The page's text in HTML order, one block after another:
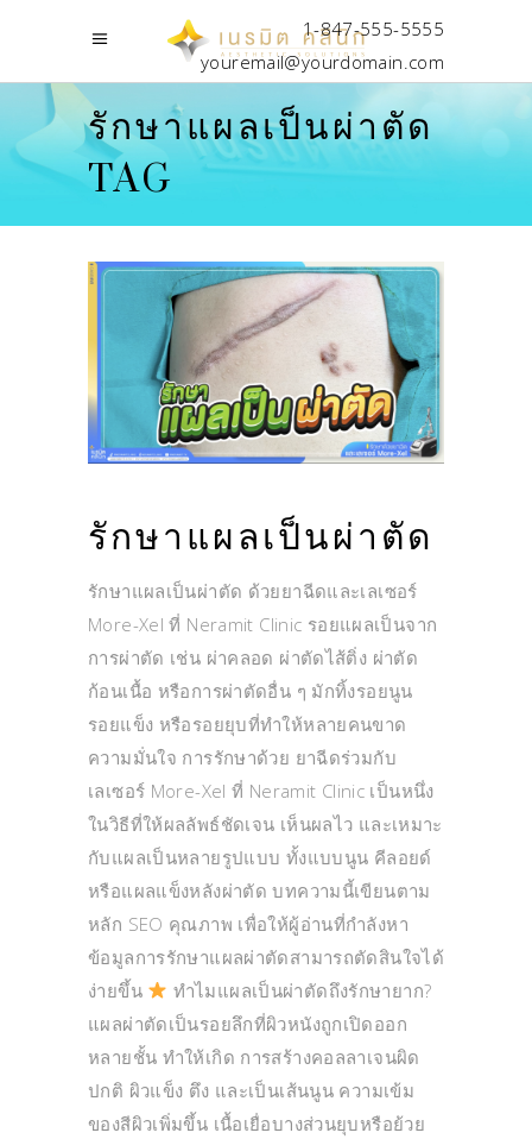
1-847-555-5555
youremail@yourdomain.com
รักษาแผลเป็นผ่าตัด
TAG
รักษาแผลเป็นผ่าตัด
รักษาแผลเป็นผ่าตัด ด้วยยาฉีดและเลเซอร์
More-Xel ที่ Neramit Clinic รอยแผลเป็นจาก
การผ่าตัด เช่น ผ่าคลอด ผ่าตัดไส้ติ่ง ผ่าตัด
ก้อนเนื้อ หรือการผ่าตัดอื่น ๆ มักทิ้งรอยนูน
รอยแข็ง หรือรอยยุบที่ทำให้หลายคนขาด
ความมั่นใจ การรักษาด้วย ยาฉีดร่วมกับ
เลเซอร์ More-Xel ที่ Neramit Clinic เป็นหนึ่ง
ในวิธีที่ให้ผลลัพธ์ชัดเจน เห็นผลไว และเหมาะ
กับแผลเป็นหลายรูปแบบ ทั้งแบบนูน คีลอยด์
หรือแผลแข็งหลังผ่าตัด บทความนี้เขียนตาม
หลัก SEO คุณภาพ เพื่อให้ผู้อ่านที่กำลังหา
ข้อมูลการรักษาแผลผ่าตัดสามารถตัดสินใจได้
ง่ายขึ้น
ทำไมแผลเป็นผ่าตัดถึงรักษายาก?
แผลผ่าตัดเป็นรอยลึกที่ผิวหนังถูกเปิดออก
หลายชั้น ทำให้เกิด การสร้างคอลลาเจนผิด
ปกติ ผิวแข็ง ตึง และเป็นเส้นนูน ความเข้ม
ของสีผิวเพิ่มขึ้น เนื้อเยื่อบางส่วนยุบหรือย้วย